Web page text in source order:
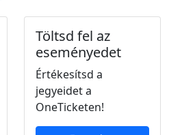
Töltsd fel az
eseményedet
Értékesítsd a
jegyeidet a
OneTicketen!